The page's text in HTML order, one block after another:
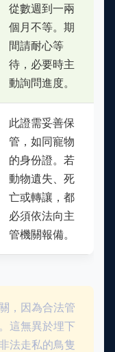
從數週到一兩
個月不等。期
間請耐心等
待，必要時主
動詢問進度。
此證需妥善保
管，如同寵物
的身份證。若
動物遺失、死
亡或轉讓，都
必須依法向主
管機關報備。
，因為合法管
這無異於埋下
法走私的鳥隻